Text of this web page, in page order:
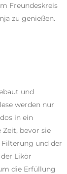
Freundeskreis
zu genießen.
und
werden nur
in ein
bevor sie
und der
Likör
die Erfüllung